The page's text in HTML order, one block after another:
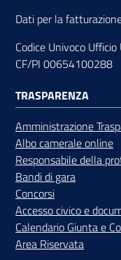
Dati per la
Codice Univoco Ufficio
CF/PI 00654100288
TRASPARENZA
Amministrazione
Albo camerale online
Responsabile della
Bandi di gara
Concorsi
Accesso civico e
Calendario Giunta e
Area Riservata